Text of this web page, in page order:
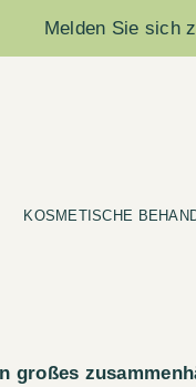
Melden Sie sich
KOSMETISCHE
großes